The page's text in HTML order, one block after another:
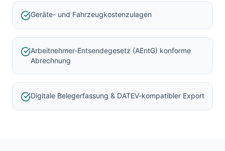
Geräte- und Fahrzeugkostenzulagen
Arbeitnehmer-Entsendegesetz (AEntG) konforme
Abrechnung
Digitale Belegerfassung & DATEV-kompatibler Export